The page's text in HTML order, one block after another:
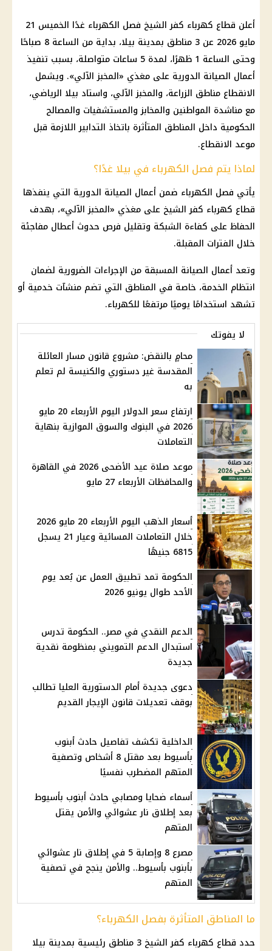
أعلن قطاع كهرباء كفر الشيخ فصل الكهرباء غدًا الخميس 21
مايو 2026 عن 3 مناطق بمدينة بيلا، بداية من الساعة 8 صباحًا
وحتى الساعة 1 ظهرًا، لمدة 5 ساعات متواصلة، بسبب تنفيذ
أعمال الصيانة الدورية على مغذي «المخبز الآلي». ويشمل
الانقطاع مناطق الزراعة، والمخبز الآلي، واستاد بيلا الرياضي،
مع مناشدة المواطنين والمخابز والمستشفيات والمصالح
الحكومية داخل المناطق المتأثرة باتخاذ التدابير اللازمة قبل
موعد الانقطاع.
لماذا يتم فصل الكهرباء في بيلا غدًا؟
يأتي فصل الكهرباء ضمن أعمال الصيانة الدورية التي ينفذها
قطاع كهرباء كفر الشيخ على مغذي «المخبز الآلي»، بهدف
الحفاظ على كفاءة الشبكة وتقليل فرص حدوث أعطال مفاجئة
خلال الفترات المقبلة.
وتعد أعمال الصيانة المسبقة من الإجراءات الضرورية لضمان
انتظام الخدمة، خاصة في المناطق التي تضم منشآت خدمية أو
تشهد استخدامًا يوميًا مرتفعًا للكهرباء.
لا يفوتك
محامٍ بالنقض: مشروع قانون مسار العائلة
المقدسة غير دستوري والكنيسة لم تعلم
به
ارتفاع سعر الدولار اليوم الأربعاء 20 مايو
2026 في البنوك والسوق الموازية بنهاية
التعاملات
موعد صلاة عيد الأضحى 2026 في القاهرة
والمحافظات الأربعاء 27 مايو
أسعار الذهب اليوم الأربعاء 20 مايو 2026
خلال التعاملات المسائية وعيار 21 يسجل
6815 جنيهًا
الحكومة تمد تطبيق العمل عن بُعد يوم
الأحد طوال يونيو 2026
الدعم النقدي في مصر.. الحكومة تدرس
استبدال الدعم التمويني بمنظومة نقدية
جديدة
دعوى جديدة أمام الدستورية العليا تطالب
بوقف تعديلات قانون الإيجار القديم
الداخلية تكشف تفاصيل حادث أبنوب
بأسيوط بعد مقتل 8 أشخاص وتصفية
المتهم المضطرب نفسيًا
أسماء ضحايا ومصابي حادث أبنوب بأسيوط
بعد إطلاق نار عشوائي والأمن يقتل
المتهم
مصرع 8 وإصابة 5 في إطلاق نار عشوائي
بأبنوب بأسيوط.. والأمن ينجح في تصفية
المتهم
ما المناطق المتأثرة بفصل الكهرباء؟
حدد قطاع كهرباء كفر الشيخ 3 مناطق رئيسية بمدينة بيلا